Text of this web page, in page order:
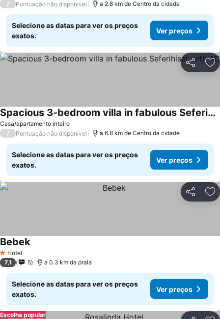
/ Pontuação não disponível a 2.8 km de Centro da cidade
Selecione as datas para ver os preços
exatos.
Ver preços
Partilhar
Casa/apartamento inteiro
Spacious 3-bedroom villa in fabulous Seferihisar with AC
/ Pontuação não disponível a 6.8 km de Centro da cidade
Selecione as datas para ver os preços
exatos.
Ver preços
Partilhar
1 Estrelas
Hotel
Bebek
7,1 5 a 0.3 km da praia
Selecione as datas para ver os preços
exatos.
Ver preços
Escolha popular